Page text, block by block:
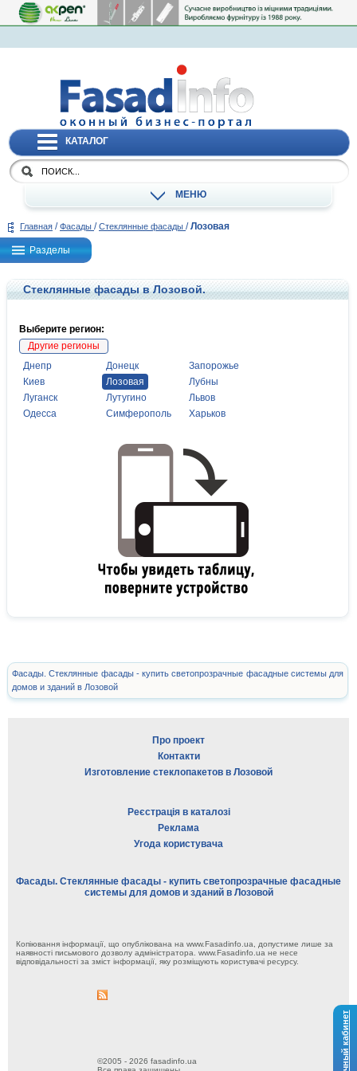
Личный кабинет
КАТАЛОГ
МЕНЮ
Главная / Фасады / Стеклянные фасады / Лозовая
Разделы
Стеклянные фасады в Лозовой.
Выберите регион:
Другие регионы
Днепр
Донецк
Запорожье
Киев
Лозовая
Лубны
Луганск
Лутугино
Львов
Одесса
Симферополь Харьков
Фасады. Стеклянные фасады - купить светопрозрачные фасадные системы для
домов и зданий в Лозовой
Про проект
Контакти
Изготовление стеклопакетов в Лозовой
Реєстрація в каталозі
Реклама
Угода користувача
Фасады. Стеклянные фасады - купить светопрозрачные фасадные
системы для домов и зданий в Лозовой
Копіювання інформації, що опублікована на www.Fasadinfo.ua, допустиме лише за
наявності письмового дозволу адміністратора. www.Fasadinfo.ua не несе
відповідальності за зміст інформації, яку розміщують користувачі ресурсу.
©2005 - 2026 fasadinfo.ua